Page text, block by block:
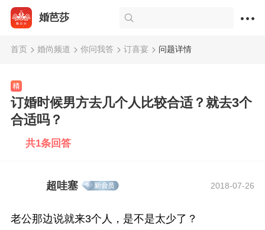
婚芭莎
首页 婚尚频道 你问我答 订喜宴 问题详情
订婚时候男方去几个人比较合适？就去3个
合适吗？
共1条回答
超哇塞 2018-07-26
老公那边说就来3个人，是不是太少了？